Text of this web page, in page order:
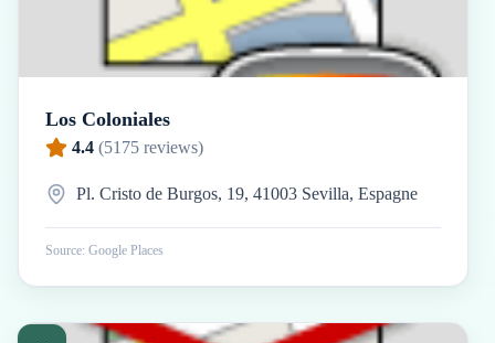
Los Coloniales
4.4 (5175 reviews)
Pl. Cristo de Burgos, 19, 41003 Sevilla, Espagne
Source: Google Places